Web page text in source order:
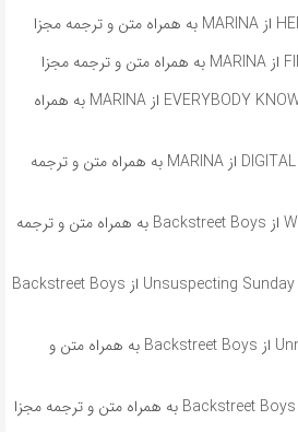
آهنگ انگلیسی EVERYBODY KNOWS I’M SAD از MARINA به همراه
آهنگ انگلیسی DIGITAL FANTASY از MARINA به همراه متن و ترجمه
آهنگ انگلیسی Weird World از Backstreet Boys به همراه متن و ترجمه
آهنگ انگلیسی Unsuspecting Sunday Afternoon از Backstreet Boys
آهنگ انگلیسی Unmistakable از Backstreet Boys به همراه متن و